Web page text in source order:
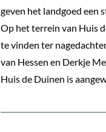
geven het landgoed een
Op het terrein van Huis
te vinden ter
van Hessen en Derkje
Huis de Duinen is